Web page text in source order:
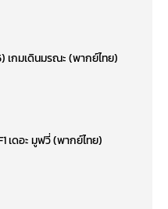
เกมเดินมรณะ (พากย์ไทย)
เดอะ มูฟวี่ (พากย์ไทย)